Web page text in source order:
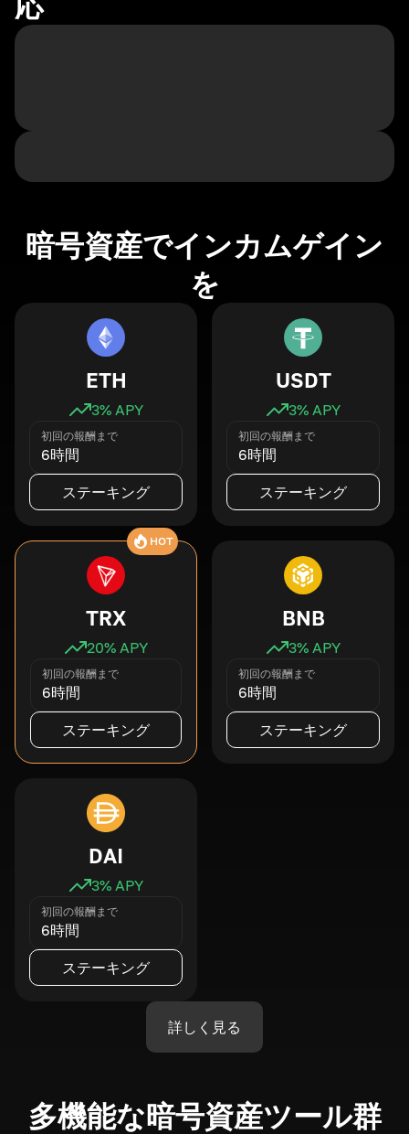
暗号資産でインカムゲイン
を
ETH
3% APY
初回の報酬まで
6時間
ステーキング
USDT
3% APY
初回の報酬まで
6時間
ステーキング
HOT
TRX
20% APY
初回の報酬まで
6時間
ステーキング
BNB
3% APY
初回の報酬まで
6時間
ステーキング
DAI
3% APY
初回の報酬まで
6時間
ステーキング
詳しく見る
多機能な暗号資産ツール群